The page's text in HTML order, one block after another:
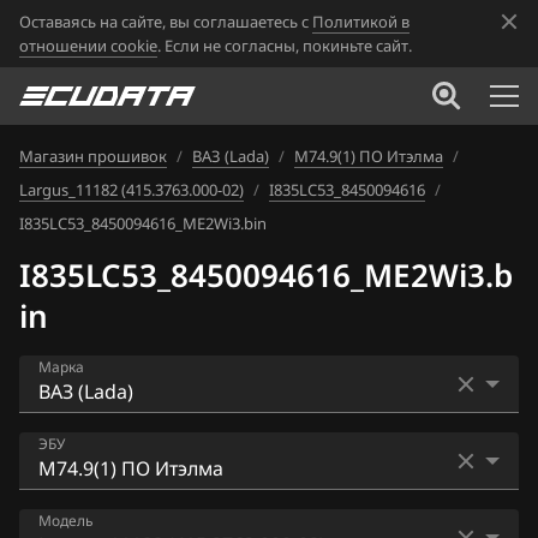
Оставаясь на сайте, вы соглашаетесь с Политикой в
отношении cookie. Если не согласны, покиньте сайт.
Магазин прошивок / ВАЗ (Lada) / М74.9(1) ПО Итэлма /
Largus_11182 (415.3763.000-02) / I835LC53_8450094616 /
I835LC53_8450094616_ME2Wi3.bin
I835LC53_8450094616_ME2Wi3.b
in
Марка
Acura
Alfa Romeo
ЭБУ
Bosch ME17.9.7
Модель